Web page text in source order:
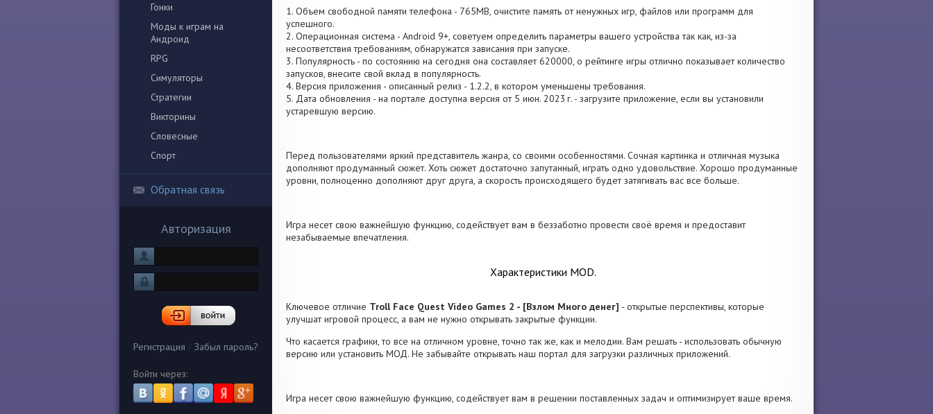
Гонки
Моды к играм на
Андроид
RPG
Симуляторы
Стратегии
Викторины
Словесные
Спорт
Обратная связь
Авторизация
Регистрация / Забыл пароль?
Войти через:
1. Объем свободной памяти телефона - 765MB, очистите память от ненужных игр, файлов или программ для
успешного.
2. Операционная система - Android 9+, советуем определить параметры вашего устройства так как, из-за
несоответствия требованиям, обнаружатся зависания при запуске.
3. Популярность - по состоянию на сегодня она составляет 620000, о рейтинге игры отлично показывает количество
запусков, внесите свой вклад в популярность.
4. Версия приложения - описанный релиз - 1.2.2, в котором уменьшены требования.
5. Дата обновления - на портале доступна версия от 5 июн. 2023 г. - загрузите приложение, если вы установили
устаревшую версию.
Перед пользователями яркий представитель жанра, со своими особенностями. Сочная картинка и отличная музыка
дополняют продуманный сюжет. Хоть сюжет достаточно запутанный, играть одно удовольствие. Хорошо продуманные
уровни, полноценно дополняют друг друга, а скорость происходящего будет затягивать вас все больше.
Игра несет свою важнейшую функцию, содействует вам в беззаботно провести своё время и предоставит
незабываемые впечатления.
Характеристики MOD.
Ключевое отличие Troll Face Quest Video Games 2 - [Взлом Много денег] - открытые перспективы, которые
улучшат игровой процесс, а вам не нужно открывать закрытые функции.
Что касается графики, то все на отличном уровне, точно так же, как и мелодии. Вам решать - использовать обычную
версию или установить МОД. Не забывайте открывать наш портал для загрузки различных приложений.
Игра несет свою важнейшую функцию, содействует вам в решении поставленных задач и оптимизирует ваше время.